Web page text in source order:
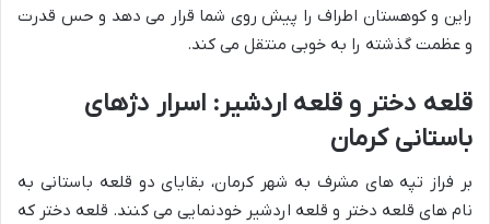
راین و کوهستان اطراف را پیش روی شما قرار می دهد و حس قدرت
و عظمت گذشته را به خوبی منتقل می کند.
قلعه دختر و قلعه اردشیر: اسرار دژهای
باستانی کرمان
بر فراز تپه های مشرف به شهر کرمان، بقایای دو قلعه باستانی به
نام های قلعه دختر و قلعه اردشیر خودنمایی می کنند. قلعه دختر که